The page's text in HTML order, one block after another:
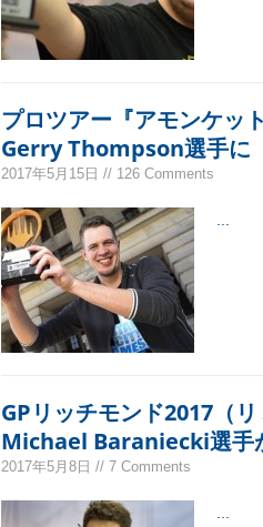
プロツアー『アモンケッ
Gerry Thompson選手に
2017年5月15日 // 126 Comments
GPリッチモンド2017（
Michael Baraniecki選手
2017年5月8日 // 7 Comments